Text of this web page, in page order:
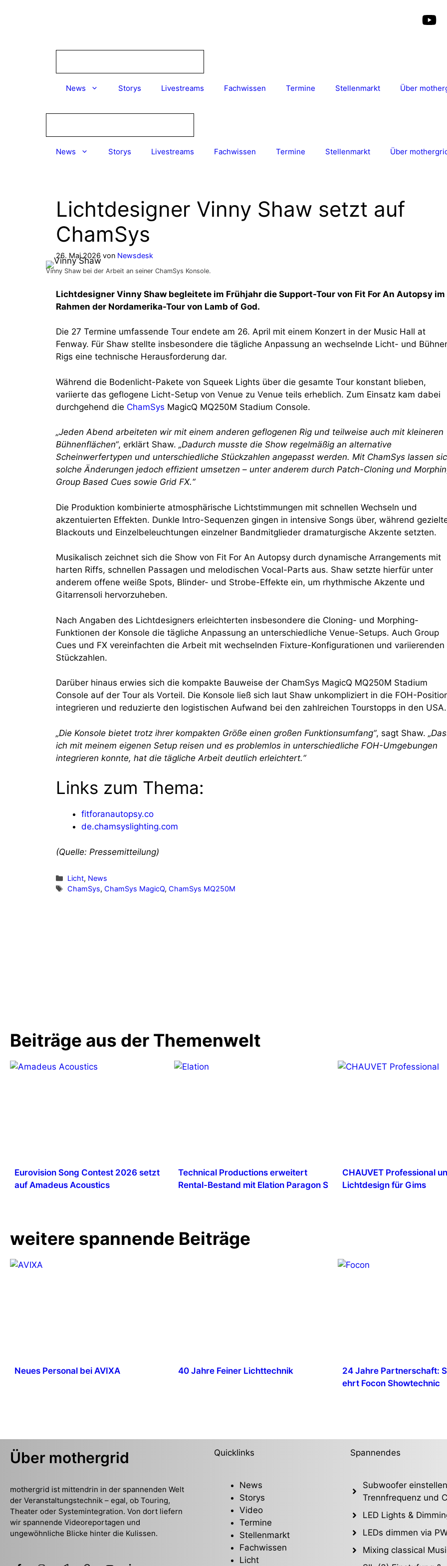
News Storys Livestreams Fachwissen Termine Stellenmarkt Über
News Storys Livestreams Fachwissen Termine Stellenmarkt Über
Lichtdesigner Vinny Shaw setzt auf
ChamSys
26. Mai 2026 von Newsdesk
Vinny Shaw bei der Arbeit an seiner ChamSys Konsole.
Lichtdesigner Vinny Shaw begleitete im Frühjahr die Support-Tour von Fit For An Autopsy im
Rahmen der Nordamerika-Tour von Lamb of God.
Die 27 Termine umfassende Tour endete am 26. April mit einem Konzert in der Music Hall at
Fenway. Für Shaw stellte insbesondere die tägliche Anpassung an wechselnde Licht- und
Rigs eine technische Herausforderung dar.
Während die Bodenlicht-Pakete von Squeek Lights über die gesamte Tour konstant blieben,
variierte das geflogene Licht-Setup von Venue zu Venue teils erheblich. Zum Einsatz kam dabei
durchgehend die ChamSys MagicQ MQ250M Stadium Console.
„Jeden Abend arbeiteten wir mit einem anderen geflogenen Rig und teilweise auch mit kleineren
Bühnenflächen“, erklärt Shaw. „Dadurch musste die Show regelmäßig an alternative
Scheinwerfertypen und unterschiedliche Stückzahlen angepasst werden. Mit ChamSys lassen
solche Änderungen jedoch effizient umsetzen – unter anderem durch Patch-Cloning und
Group Based Cues sowie Grid FX.“
Die Produktion kombinierte atmosphärische Lichtstimmungen mit schnellen Wechseln und
akzentuierten Effekten. Dunkle Intro-Sequenzen gingen in intensive Songs über, während
Blackouts und Einzelbeleuchtungen einzelner Bandmitglieder dramaturgische Akzente setzten.
Musikalisch zeichnet sich die Show von Fit For An Autopsy durch dynamische Arrangements mit
harten Riffs, schnellen Passagen und melodischen Vocal-Parts aus. Shaw setzte hierfür unter
anderem offene weiße Spots, Blinder- und Strobe-Effekte ein, um rhythmische Akzente und
Gitarrensoli hervorzuheben.
Nach Angaben des Lichtdesigners erleichterten insbesondere die Cloning- und Morphing-
Funktionen der Konsole die tägliche Anpassung an unterschiedliche Venue-Setups. Auch Group
Cues und FX vereinfachten die Arbeit mit wechselnden Fixture-Konfigurationen und variierenden
Stückzahlen.
Darüber hinaus erwies sich die kompakte Bauweise der ChamSys MagicQ MQ250M Stadium
Console auf der Tour als Vorteil. Die Konsole ließ sich laut Shaw unkompliziert in die FOH-
integrieren und reduzierte den logistischen Aufwand bei den zahlreichen Tourstopps in den USA.
„Die Konsole bietet trotz ihrer kompakten Größe einen großen Funktionsumfang“, sagt Shaw.
ich mit meinem eigenen Setup reisen und es problemlos in unterschiedliche FOH-Umgebungen
integrieren konnte, hat die tägliche Arbeit deutlich erleichtert.“
Links zum Thema:
fitforanautopsy.co
de.chamsyslighting.com
(Quelle: Pressemitteilung)
Kategorien
Licht, News
Schlagwörter
ChamSys, ChamSys MagicQ, ChamSys MQ250M
Beiträge aus der Themenwelt
Eurovision Song Contest 2026 setzt
auf Amadeus Acoustics
Technical Productions erweitert
Rental-Bestand mit Elation Paragon S
CHAUVET Professional
Lichtdesign für Gims
weitere spannende Beiträge
Neues Personal bei AVIXA 40 Jahre Feiner Lichttechnik
24 Jahre Partnerschaft:
ehrt Focon Showtechnic
Über mothergrid
mothergrid ist mittendrin in der spannenden Welt
der Veranstaltungstechnik – egal, ob Touring,
Theater oder Systemintegration. Von dort liefern
wir spannende Videoreportagen und
ungewöhnliche Blicke hinter die Kulissen.
Quicklinks
News
Storys
Video
Termine
Stellenmarkt
Fachwissen
Licht
Spannendes
Subwoofer
Trennfrequenz und
LED Lights &
LEDs dimmen via
Mixing classical